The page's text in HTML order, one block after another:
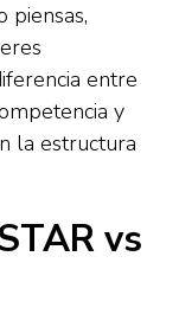
entre
y
la estructura
vs